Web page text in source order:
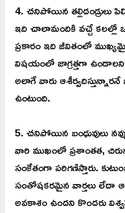
4. చనిపోయిన తల్లిదండ్రులు
ఇది చాలామందికి వచ్చే కలల్లో
ప్రకారం ఇది జీవితంలో
విషయంలో జాగ్రత్తగా
అలాగే వారు
ఉంటుంది.
5. చనిపోయిన బంధువులు
వారి ముఖంలో ప్రశాంతత,
సంకేతంగా పరిగణిస్తారు.
సంతోషకరమైన వార్తలు లేదా
అవకాశం ఉందని కొందరు